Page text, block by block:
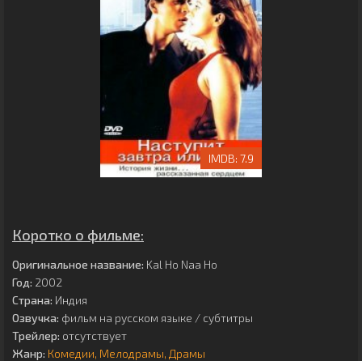
7.9
Коротко о фильме:
Оригинальное название: Kal Ho Naa Ho
Год: 2002
Страна: Индия
Озвучка: фильм на русском языке / субтитры
Трейлер: отсутствует
Жанр: Комедии Мелодрамы Драмы